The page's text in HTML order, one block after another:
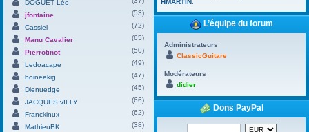
DOGUET Léo
jfontaine
(53)
Cassiel
(72)
Manu Cavalier
(65)
Pierrotinot
(50)
Ledoacape
(49)
boineekig
(47)
Dienuedge
(45)
JACQUES vILLY
(66)
Franckinux
(62)
MathieuBK
(38)
L’équipe du forum
Administrateurs
ClassicGuitare
Modérateurs
didier
Dons PayPal